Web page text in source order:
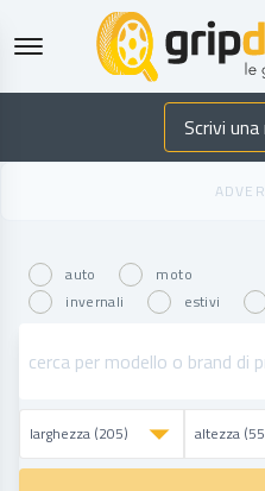
Scrivi
auto
moto
invernali
estivi